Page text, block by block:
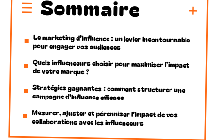
Sommaire
Le marketing d’influence : un levier incontournable
pour engager vos audiences
Quels influenceurs choisir pour maximiser l’impact
de votre marque ?
Stratégies gagnantes : comment structurer une
campagne d’influence efficace
Mesurer, ajuster et pérenniser l’impact de vos
collaborations avec les influenceurs